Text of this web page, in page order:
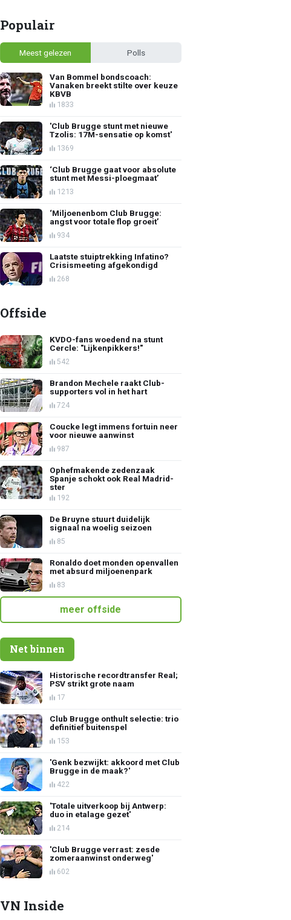
Populair
Meest gelezen Polls
Van Bommel bondscoach:
Vanaken breekt stilte over keuze
KBVB
1833
'Club Brugge stunt met nieuwe
Tzolis: 17M-sensatie op komst'
1369
‘Club Brugge gaat voor absolute
stunt met Messi-ploegmaat’
1213
‘Miljoenenbom Club Brugge:
angst voor totale flop groeit’
934
Laatste stuiptrekking Infatino?
Crisismeeting afgekondigd
268
Offside
KVDO-fans woedend na stunt
Cercle: "Lijkenpikkers!"
542
Brandon Mechele raakt Club-
supporters vol in het hart
724
Coucke legt immens fortuin neer
voor nieuwe aanwinst
987
Ophefmakende zedenzaak
Spanje schokt ook Real Madrid-
ster
192
De Bruyne stuurt duidelijk
signaal na woelig seizoen
85
Ronaldo doet monden openvallen
met absurd miljoenenpark
83
meer offside
Net binnen
Historische recordtransfer Real;
PSV strikt grote naam
17
Club Brugge onthult selectie: trio
definitief buitenspel
153
'Genk bezwijkt: akkoord met Club
Brugge in de maak?'
422
'Totale uitverkoop bij Antwerp:
duo in etalage gezet'
214
'Club Brugge verrast: zesde
zomeraanwinst onderweg'
602
VN Inside